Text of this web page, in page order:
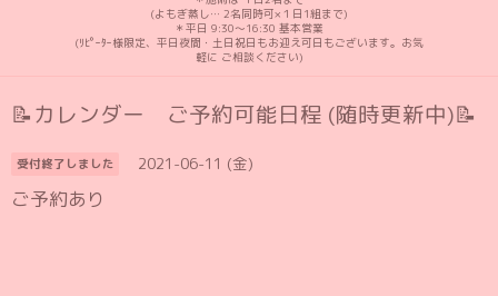
(よもぎ蒸し… 2名同時可×１日1組まで)
＊平日 9:30〜16:30 基本営業
(ﾘﾋﾟｰﾀｰ様限定、平日夜間・土日祝日もお迎え可日もございます。お気
軽に ご相談ください)
📝カレンダー ご予約可能日程 (随時更新中)📝
受付終了しました 2021-06-11 (金)
ご予約あり